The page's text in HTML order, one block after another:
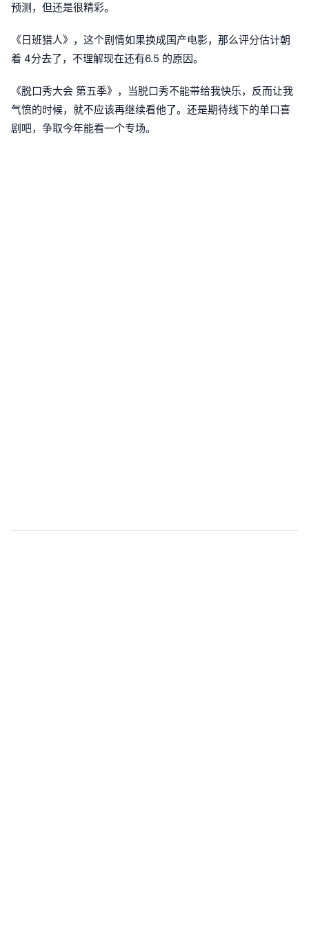
预测，但还是很精彩。
《日班猎人》，这个剧情如果换成国产电影，那么评分估计朝
着 4分去了，不理解现在还有6.5 的原因。
《脱口秀大会 第五季》，当脱口秀不能带给我快乐，反而让我
气愤的时候，就不应该再继续看他了。还是期待线下的单口喜
剧吧，争取今年能看一个专场。